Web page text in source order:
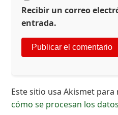
Recibir un correo
entrada.
Este sitio usa Akismet
cómo se procesan los